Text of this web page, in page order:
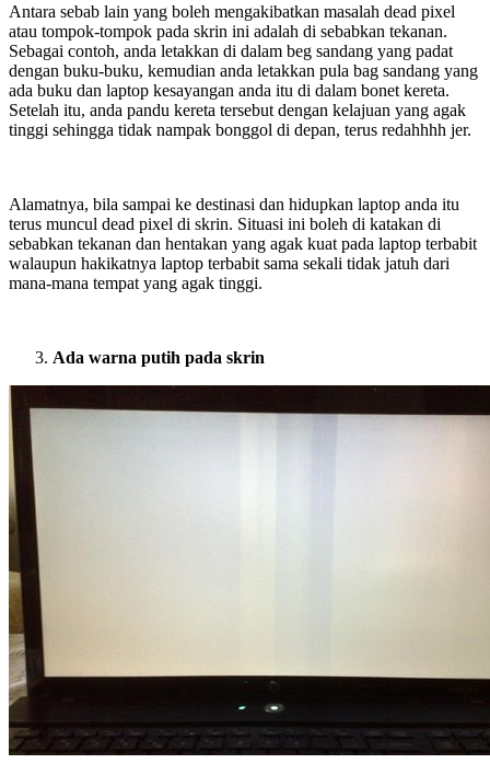
Antara sebab lain yang boleh mengakibatkan masalah dead pixel
atau tompok-tompok pada skrin ini adalah di sebabkan tekanan.
Sebagai contoh, anda letakkan di dalam beg sandang yang padat
dengan buku-buku, kemudian anda letakkan pula bag sandang yang
ada buku dan laptop kesayangan anda itu di dalam bonet kereta.
Setelah itu, anda pandu kereta tersebut dengan kelajuan yang agak
tinggi sehingga tidak nampak bonggol di depan, terus redahhhh jer.
Alamatnya, bila sampai ke destinasi dan hidupkan laptop anda itu
terus muncul dead pixel di skrin. Situasi ini boleh di katakan di
sebabkan tekanan dan hentakan yang agak kuat pada laptop terbabit
walaupun hakikatnya laptop terbabit sama sekali tidak jatuh dari
mana-mana tempat yang agak tinggi.
Ada warna putih pada skrin